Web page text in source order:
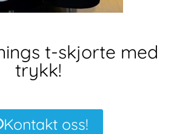
t-skjorte med
trykk​!
Kontakt oss!